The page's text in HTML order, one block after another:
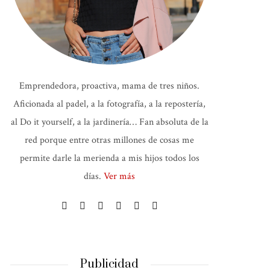
Emprendedora, proactiva, mama de tres niños.
Aficionada al padel, a la fotografía, a la repostería,
al Do it yourself, a la jardinería… Fan absoluta de la
red porque entre otras millones de cosas me
permite darle la merienda a mis hijos todos los
días. Ver más
Publicidad